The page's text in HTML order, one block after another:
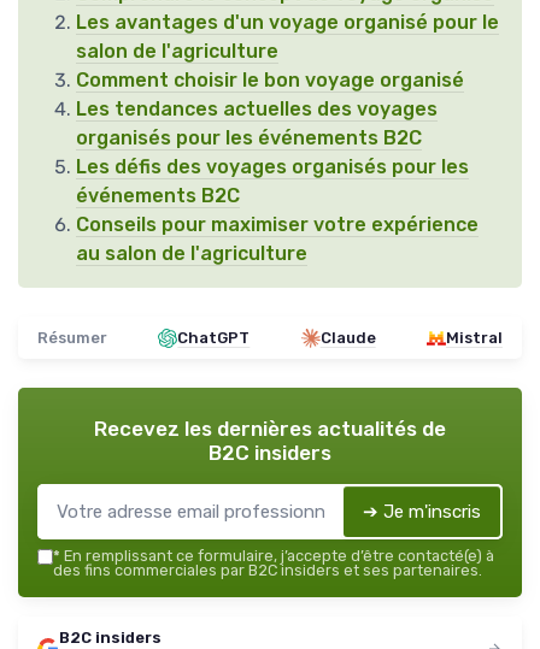
Les avantages d'un voyage organisé pour le
salon de l'agriculture
Comment choisir le bon voyage organisé
Les tendances actuelles des voyages
organisés pour les événements B2C
Les défis des voyages organisés pour les
événements B2C
Conseils pour maximiser votre expérience
au salon de l'agriculture
Résumer ChatGPT Claude Mistral
Recevez les dernières actualités de
B2C insiders
➔ Je m'inscris
* En remplissant ce formulaire, j’accepte d’être contacté(e) à
des fins commerciales par B2C insiders et ses partenaires.
B2C insiders